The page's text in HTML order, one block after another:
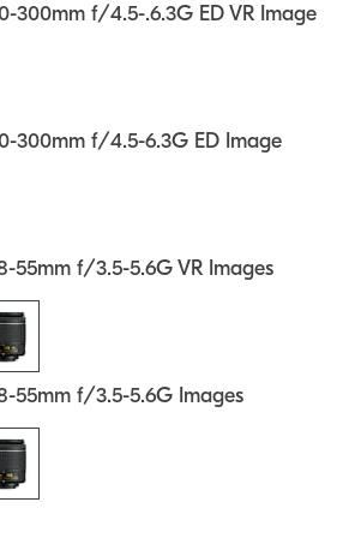
300mm f/4.5-.6.3G ED VR Image
300mm f/4.5-6.3G ED Image
55mm f/3.5-5.6G VR Images
55mm f/3.5-5.6G Images